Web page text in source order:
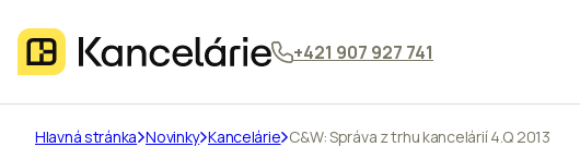
+421 907 927 741
Hlavná stránka Novinky Kancelárie C&W: Správa z trhu kancelárií 4.Q 2013